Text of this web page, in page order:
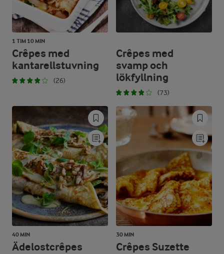
1 TIM 10 MIN
Crêpes med
kantarellstuvning
(26)
Crêpes med
svamp och
lökfyllning
(73)
40 MIN
Ädelostcrêpes
30 MIN
Crêpes Suzette